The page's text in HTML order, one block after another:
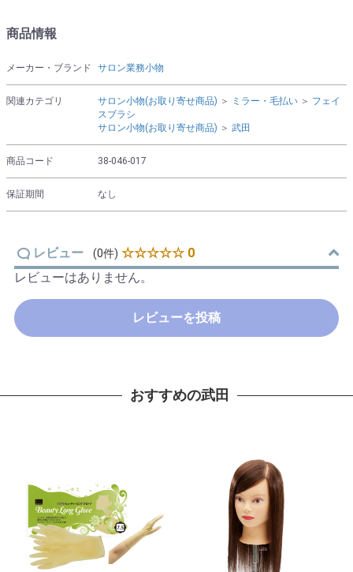
商品情報
メーカー・ブランド サロン業務小物
関連カテゴリ サロン小物(お取り寄せ商品) ＞ ミラー・毛払い ＞ フェイ
スブラシ
サロン小物(お取り寄せ商品) ＞ 武田
商品コード 38-046-017
保証期間 なし
レビュー (0件) ☆☆☆☆☆ 0
レビューはありません。
レビューを投稿
おすすめの武田